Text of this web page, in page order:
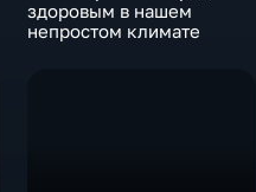
здоровым в нашем
непростом климате